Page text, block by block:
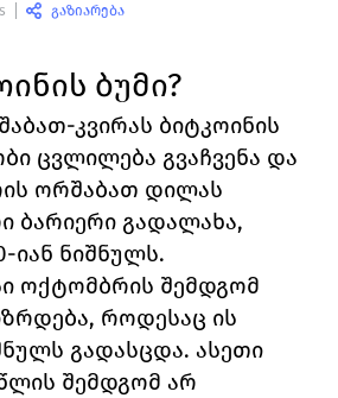
გაზიარება
ბუმი?
კვირას ბიტკოინის
ცვლილება გვაჩვენა და
ორშაბათ დილას
ბარიერი გადალახა,
იან ნიშნულს.
ოქტომბრის შემდგომ
როდესაც ის
გადასცდა. ასეთი
შემდგომ არ